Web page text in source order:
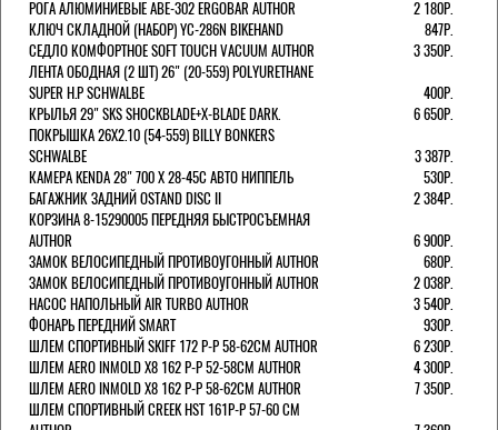
РОГА АЛЮМИНИЕВЫЕ ABE-302 ERGOBAR AUTHOR
2 180Р.
КЛЮЧ СКЛАДНОЙ (НАБОР) YC-286N BIKEHAND
847Р.
СЕДЛО КОМФОРТНОЕ SOFT TOUCH VACUUM AUTHOR
3 350Р.
ЛЕНТА ОБОДНАЯ (2 ШТ) 26" (20-559) POLYURETHANE
SUPER H.P SCHWALBE
400Р.
КРЫЛЬЯ 29" SKS SHOCKBLADE+X-BLADE DARK.
6 650Р.
ПОКРЫШКА 26X2.10 (54-559) BILLY BONKERS
SCHWALBE
3 387Р.
КАМЕРА KENDA 28" 700 Х 28-45С АВТО НИППЕЛЬ
530Р.
БАГАЖНИК ЗАДНИЙ OSTAND DISC II
2 384Р.
КОРЗИНА 8-15290005 ПЕРЕДНЯЯ БЫСТРОСЪЕМНАЯ
AUTHOR
6 900Р.
ЗАМОК ВЕЛОСИПЕДНЫЙ ПРОТИВОУГОННЫЙ AUTHOR
680Р.
ЗАМОК ВЕЛОСИПЕДНЫЙ ПРОТИВОУГОННЫЙ AUTHOR
2 038Р.
НАСОС НАПОЛЬНЫЙ AIR TURBO AUTHOR
3 540Р.
ФОНАРЬ ПЕРЕДНИЙ SMART
930Р.
ШЛЕМ СПОРТИВНЫЙ SKIFF 172 Р-Р 58-62СМ AUTHOR
6 230Р.
ШЛЕМ AERO INMOLD X8 162 Р-Р 52-58СМ AUTHOR
4 300Р.
ШЛЕМ AERO INMOLD X8 162 Р-Р 58-62СМ AUTHOR
7 350Р.
ШЛЕМ СПОРТИВНЫЙ CREEK HST 161Р-Р 57-60 СМ